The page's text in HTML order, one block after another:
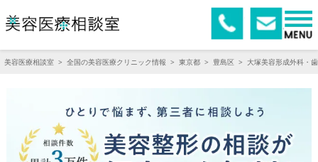
美容医療相談室 > 全国の美容医療クリニック情報 > 東京都 > 豊島区 > 大塚美容形成外科・